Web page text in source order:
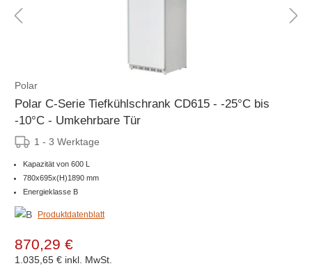
Polar
Polar C-Serie Tiefkühlschrank CD615 - -25°C bis
-10°C - Umkehrbare Tür
1 - 3 Werktage
Kapazität von 600 L
780x695x(H)1890 mm
Energieklasse B
Produktdatenblatt
870,29 €
1.035,65 € inkl. MwSt.